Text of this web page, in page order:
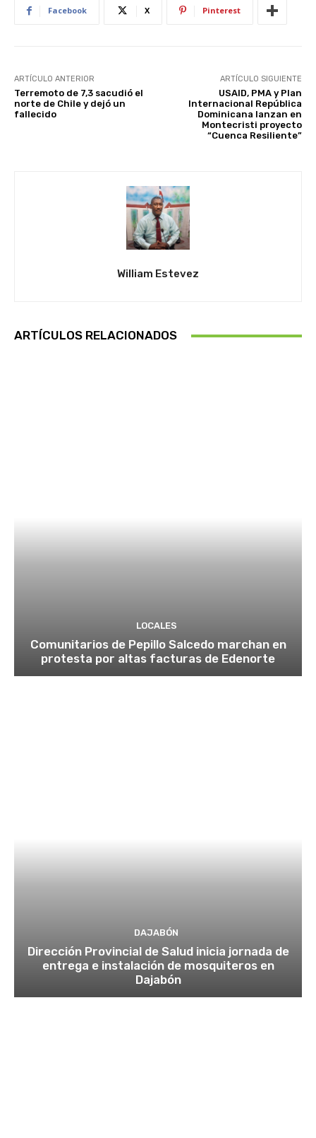
Facebook X Pinterest
ARTÍCULO ANTERIOR
Terremoto de 7,3 sacudió el
norte de Chile y dejó un
fallecido
ARTÍCULO SIGUIENTE
USAID, PMA y Plan
Internacional República
Dominicana lanzan en
Montecristi proyecto
“Cuenca Resiliente”
William Estevez
ARTÍCULOS RELACIONADOS
LOCALES
Comunitarios de Pepillo Salcedo marchan en
protesta por altas facturas de Edenorte
DAJABÓN
Dirección Provincial de Salud inicia jornada de
entrega e instalación de mosquiteros en
Dajabón